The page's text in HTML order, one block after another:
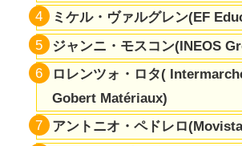
ミケル・ヴァルグレン(EF
ジャンニ・モスコン(INEOS
ロレンツォ・ロタ(
Gobert Matériaux)
アントニオ・ペドレロ